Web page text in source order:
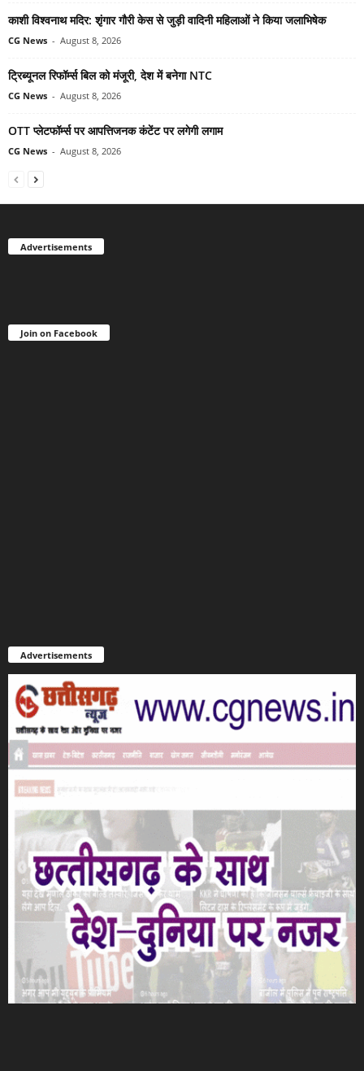
काशी विश्वनाथ मदिर: शृंगार गौरी केस से जुड़ी वादिनी महिलाओं ने किया जलाभिषेक
CG News - August 8, 2026
ट्रिब्यूनल रिफॉर्म्स बिल को मंजूरी, देश में बनेगा NTC
CG News - August 8, 2026
OTT प्लेटफॉर्म्स पर आपत्तिजनक कंटेंट पर लगेगी लगाम
CG News - August 8, 2026
Advertisements
Join on Facebook
Advertisements